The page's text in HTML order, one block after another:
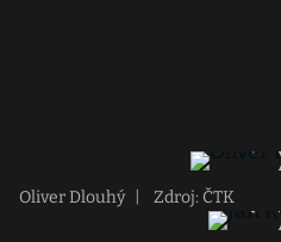
Oliver Dlouhý Zdroj: ČTK